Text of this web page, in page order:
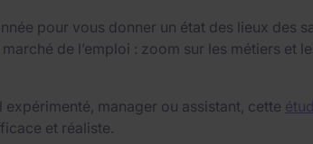
pour vous donner un état des lieux des
de l’emploi : zoom sur les métiers et
manager ou assistant, cette
et réaliste.